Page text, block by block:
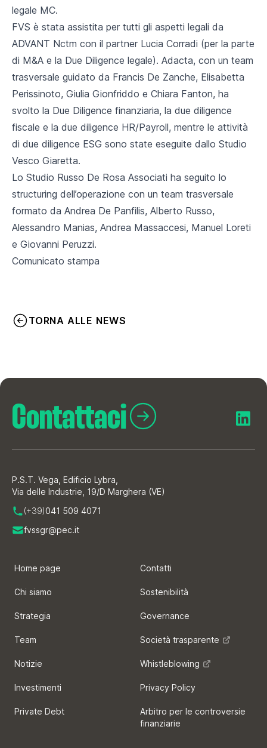
legale MC.
FVS è stata assistita per tutti gli aspetti legali da
ADVANT Nctm con il partner Lucia Corradi (per la parte
di M&A e la Due Diligence legale). Adacta, con un team
trasversale guidato da Francis De Zanche, Elisabetta
Perissinoto, Giulia Gionfriddo e Chiara Fanton, ha
svolto la Due Diligence finanziaria, la due diligence
fiscale e la due diligence HR/Payroll, mentre le attività
di due diligence ESG sono state eseguite dallo Studio
Vesco Giaretta.
Lo Studio Russo De Rosa Associati ha seguito lo
structuring dell’operazione con un team trasversale
formato da Andrea De Panfilis, Alberto Russo,
Alessandro Manias, Andrea Massaccesi, Manuel Loreti
e Giovanni Peruzzi.
Comunicato stampa
TORNA ALLE NEWS
Contattaci
P.S.T. Vega, Edificio Lybra,
Via delle Industrie, 19/D Marghera (VE)
(+39)041 509 4071
fvssgr@pec.it
Home page
Chi siamo
Strategia
Team
Notizie
Investimenti
Private Debt
Contatti
Sostenibilità
Governance
Società trasparente
Whistleblowing
Privacy Policy
Arbitro per le controversie
finanziarie